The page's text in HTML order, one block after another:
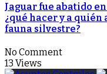
Jaguar fue abatido
¿qué hacer y a
fauna silvestre?
No Comment
13 Views